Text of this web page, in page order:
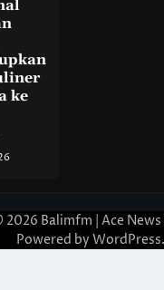
ke
2026 Balimfm | Ace
Powered by WordPress.